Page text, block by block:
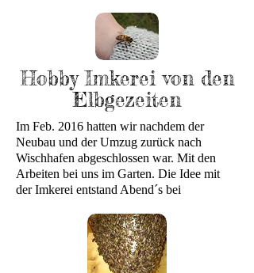
Hobby Imkerei von den
Elbgezeiten
Im Feb. 2016 hatten wir nachdem der
Neubau und der Umzug zurück nach
Wischhafen abgeschlossen war. Mit den
Arbeiten bei uns im Garten. Die Idee mit
der Imkerei entstand Abend´s bei